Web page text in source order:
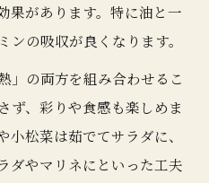
果があります。特に油と一
の吸収が良くなります。
」の両方を組み合わせるこ
ず、彩りや食感も楽しめま
松菜は茹でてサラダに、
ダやマリネにといった工夫